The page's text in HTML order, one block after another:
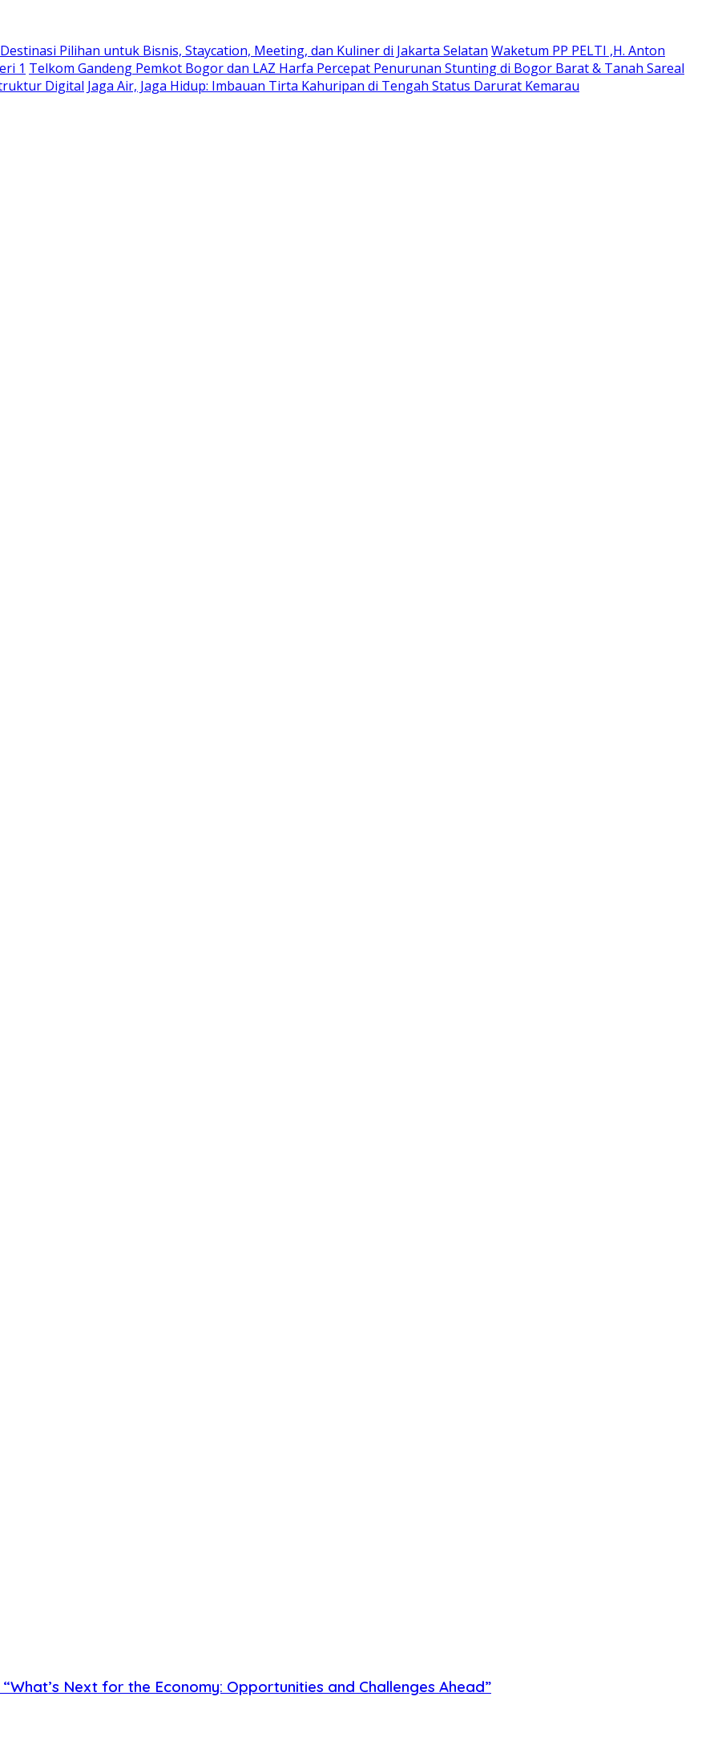
Pilihan untuk Bisnis, Staycation, Meeting, dan Kuliner di Jakarta Selatan Waketum PP PELTI ,H. Anton
1 Telkom Gandeng Pemkot Bogor dan LAZ Harfa Percepat Penurunan Stunting di Bogor Barat & Tanah Sareal
Digital Jaga Air, Jaga Hidup: Imbauan Tirta Kahuripan di Tengah Status Darurat Kemarau
Next for the Economy: Opportunities and Challenges Ahead”